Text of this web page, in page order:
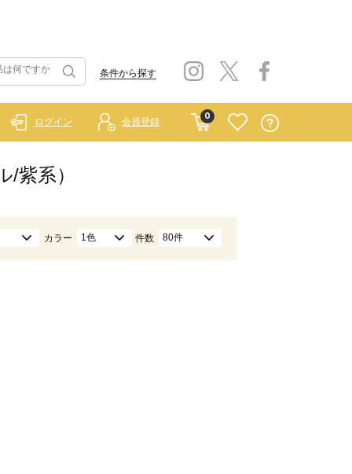
条件から探す
0
ログイン 会員登録
紫系）
カラー 1色 件数 80件